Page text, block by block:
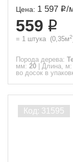
Цена: 1 597 /
559
= 1 штука (0,35м2
Порода дерева:
мм: 20 Длина, м:
во досок в